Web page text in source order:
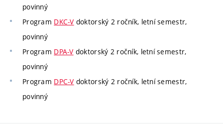
povinný
Program DKC-V doktorský 2 ročník, letní semestr,
povinný
Program DPA-V doktorský 2 ročník, letní semestr,
povinný
Program DPC-V doktorský 2 ročník, letní semestr,
povinný